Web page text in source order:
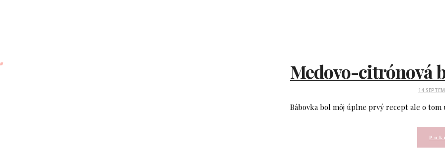
Medovo-citrónová
P
S
14
Bábovka bol môj úplne prvý recept ale o tom